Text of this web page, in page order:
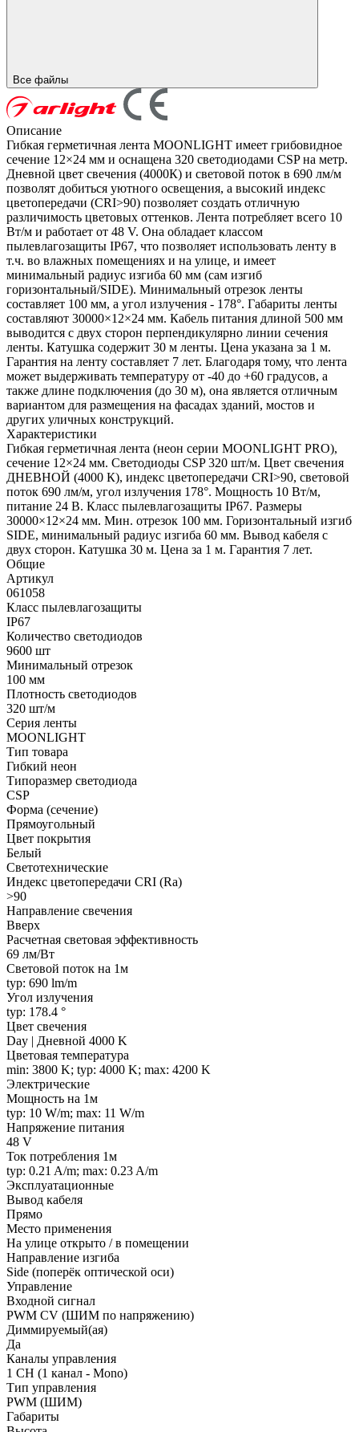
Все файлы
Описание
Гибкая герметичная лента MOONLIGHT имеет грибовидное
сечение 12×24 мм и оснащена 320 светодиодами CSP на метр.
Дневной цвет свечения (4000К) и световой поток в 690 лм/м
позволят добиться уютного освещения, а высокий индекс
цветопередачи (CRI>90) позволяет создать отличную
различимость цветовых оттенков. Лента потребляет всего 10
Вт/м и работает от 48 V. Она обладает классом
пылевлагозащиты IP67, что позволяет использовать ленту в
т.ч. во влажных помещениях и на улице, и имеет
минимальный радиус изгиба 60 мм (сам изгиб
горизонтальный/SIDE). Минимальный отрезок ленты
составляет 100 мм, а угол излучения - 178°. Габариты ленты
составляют 30000×12×24 мм. Кабель питания длиной 500 мм
выводится с двух сторон перпендикулярно линии сечения
ленты. Катушка содержит 30 м ленты. Цена указана за 1 м.
Гарантия на ленту составляет 7 лет. Благодаря тому, что лента
может выдерживать температуру от -40 до +60 градусов, а
также длине подключения (до 30 м), она является отличным
вариантом для размещения на фасадах зданий, мостов и
других уличных конструкций.
Характеристики
Гибкая герметичная лента (неон серии MOONLIGHT PRO),
сечение 12×24 мм. Светодиоды CSP 320 шт/м. Цвет свечения
ДНЕВНОЙ (4000 К), индекс цветопередачи CRI>90, световой
поток 690 лм/м, угол излучения 178°. Мощность 10 Вт/м,
питание 24 В. Класс пылевлагозащиты IP67. Размеры
30000×12×24 мм. Мин. отрезок 100 мм. Горизонтальный изгиб
SIDE, минимальный радиус изгиба 60 мм. Вывод кабеля с
двух сторон. Катушка 30 м. Цена за 1 м. Гарантия 7 лет.
Общие
Артикул
061058
Класс пылевлагозащиты
IP67
Количество светодиодов
9600 шт
Минимальный отрезок
100 мм
Плотность светодиодов
320 шт/м
Серия ленты
MOONLIGHT
Тип товара
Гибкий неон
Типоразмер светодиода
CSP
Форма (сечение)
Прямоугольный
Цвет покрытия
Белый
Светотехнические
Индекс цветопередачи CRI (Ra)
>90
Направление свечения
Вверх
Расчетная световая эффективность
69 лм/Вт
Световой поток на 1м
typ: 690 lm/m
Угол излучения
typ: 178.4 °
Цвет свечения
Day | Дневной 4000 K
Цветовая температура
min: 3800 K; typ: 4000 K; max: 4200 K
Электрические
Мощность на 1м
typ: 10 W/m; max: 11 W/m
Напряжение питания
48 V
Ток потребления 1м
typ: 0.21 A/m; max: 0.23 A/m
Эксплуатационные
Вывод кабеля
Прямо
Место применения
На улице открыто / в помещении
Направление изгиба
Side (поперёк оптической оси)
Управление
Входной сигнал
PWM СV (ШИМ по напряжению)
Диммируемый(ая)
Да
Каналы управления
1 CH (1 канал - Mono)
Тип управления
PWM (ШИМ)
Габариты